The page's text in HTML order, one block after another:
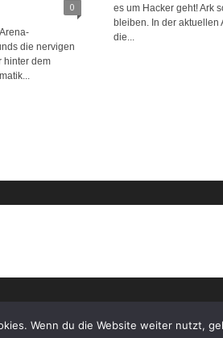
0
die nervigen
hinter dem
es um Hacker geht! Ark
bleiben. In der aktuellen
die...
Wenn du die Website weiter nutzt,